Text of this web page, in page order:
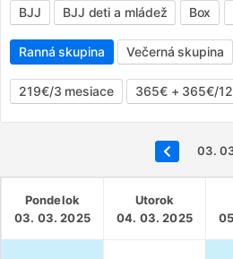
BJJ BJJ deti a mládež Box
Ranná skupina Večerná skupina
219€/3 mesiace 365€ + 365€/
03.
Pondelok
03. 03. 2025
Utorok
04. 03. 2025